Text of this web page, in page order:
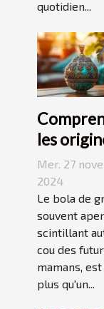
quotidien...
les
bola de
Mer. 27
2024
Le bola de
souvent
scintillant
cou des
mamans,
plus qu'un...